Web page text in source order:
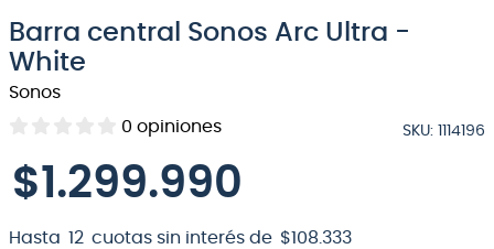
Barra central Sonos Arc Ultra -
White
Sonos
0 opiniones SKU: 1114196
$1 .299.990
Hasta 12 cuotas sin interés de $108 333
6.
guitarra
7 .
.
micrófono
10. violin